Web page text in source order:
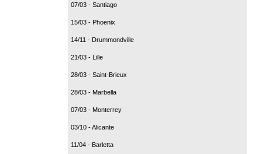
07/03 - Santiago
15/03 - Phoenix
14/11 - Drummondville
21/03 - Lille
28/03 - Saint-Brieux
28/03 - Marbella
07/03 - Monterrey
03/10 - Alicante
11/04 - Barletta